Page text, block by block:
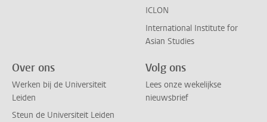
ICLON
International Institute for
Asian Studies
Over ons
Werken bij de Universiteit
Leiden
Steun de Universiteit Leiden
Volg ons
Lees onze wekelijkse
nieuwsbrief